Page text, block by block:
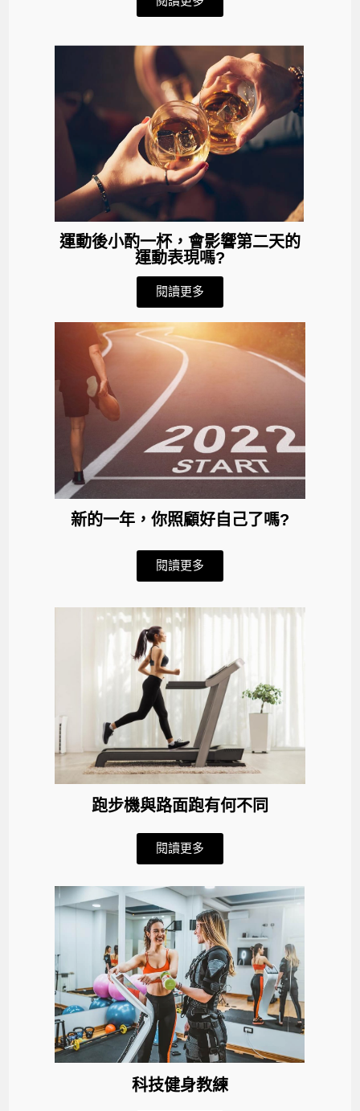
運動後小酌一杯，會影響第二天的
運動表現嗎?
閱讀更多
新的一年，你照顧好自己了嗎?
閱讀更多
跑步機與路面跑有何不同
閱讀更多
科技健身教練